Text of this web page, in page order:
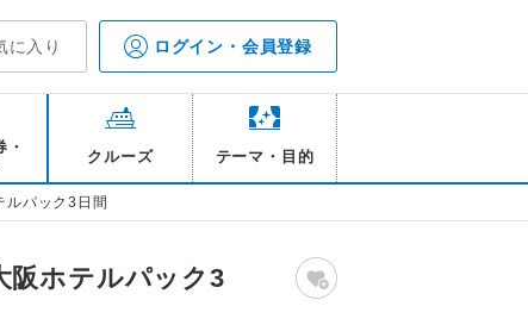
に入り ログイン・会員登録
・
クルーズ テーマ・目的
ルパック3日間
阪ホテルパック3